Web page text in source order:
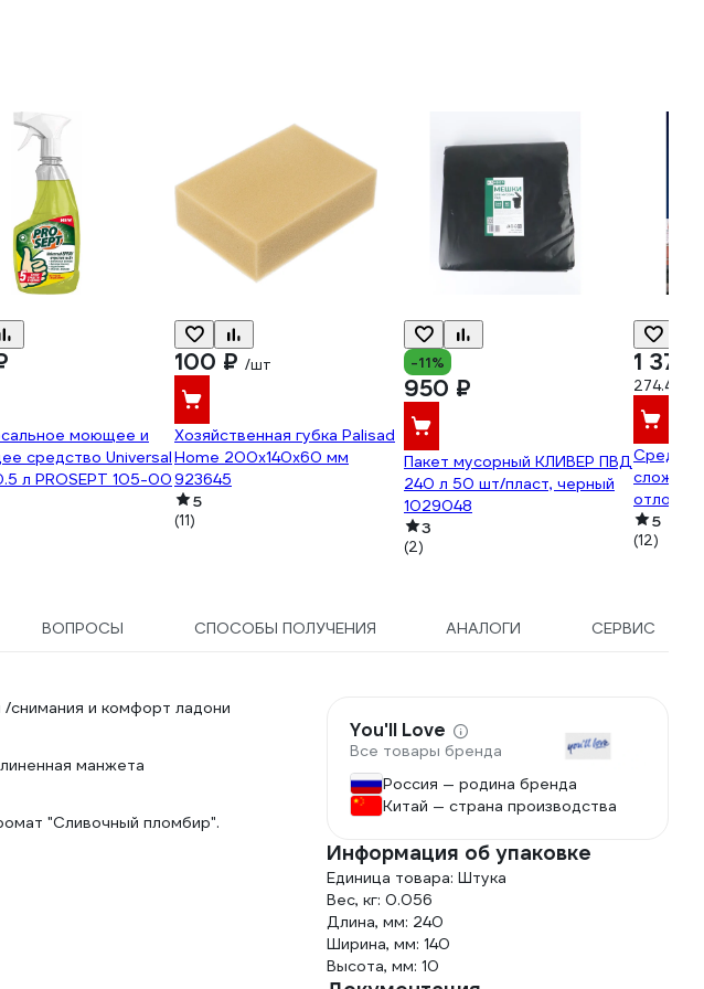
моющее и
средство Universal
л PROSEPT 105-00
100 ₽ /шт
Хозяйственная губка Palisad
Home 200x140x60 мм
923645
5
(11)
-11%
950 ₽
Пакет мусорный КЛИВЕР ПВД
240 л 50 шт/пласт, черный
1029048
3
(2)
1 372
274.4 ₽/л
сложных
К-07-01
5
(12)
ВОПРОСЫ СПОСОБЫ ПОЛУЧЕНИЯ АНАЛОГИ СЕРВИС
/снимания и комфорт ладони
манжета
"Сливочный пломбир".
You'll Love
Все товары бренда
Россия — родина бренда
Китай — страна производства
Информация об упаковке
Единица товара: Штука
Вес, кг: 0.056
Длина, мм: 240
Ширина, мм: 140
Высота, мм: 10